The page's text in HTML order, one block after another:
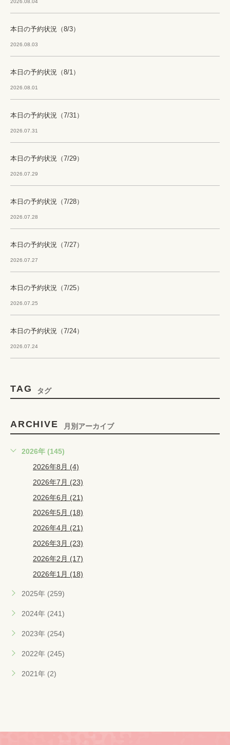
本日の予約状況（8/3）
2026.08.03
本日の予約状況（8/1）
2026.08.01
本日の予約状況（7/31）
2026.07.31
本日の予約状況（7/29）
2026.07.29
本日の予約状況（7/28）
2026.07.28
本日の予約状況（7/27）
2026.07.27
本日の予約状況（7/25）
2026.07.25
本日の予約状況（7/24）
2026.07.24
TAG タグ
ARCHIVE 月別アーカイブ
2026年 (145)
2026年8月 (4)
2026年7月 (23)
2026年6月 (21)
2026年5月 (18)
2026年4月 (21)
2026年3月 (23)
2026年2月 (17)
2026年1月 (18)
2025年 (259)
2024年 (241)
2023年 (254)
2022年 (245)
2021年 (2)